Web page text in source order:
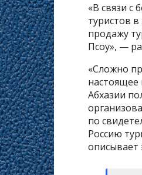
«В связи с
туристов
продажу
Псоу», —
«Сложно
Абхазии
по
Россию
описывает